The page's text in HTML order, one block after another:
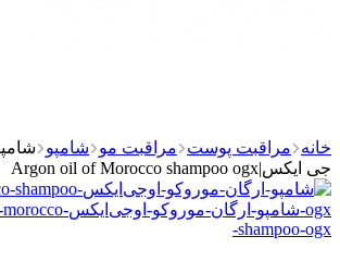
خانه مراقبت پوست مراقبت مو شامپو
جی ایکس|Argon oil of Morocco shampoo ogx